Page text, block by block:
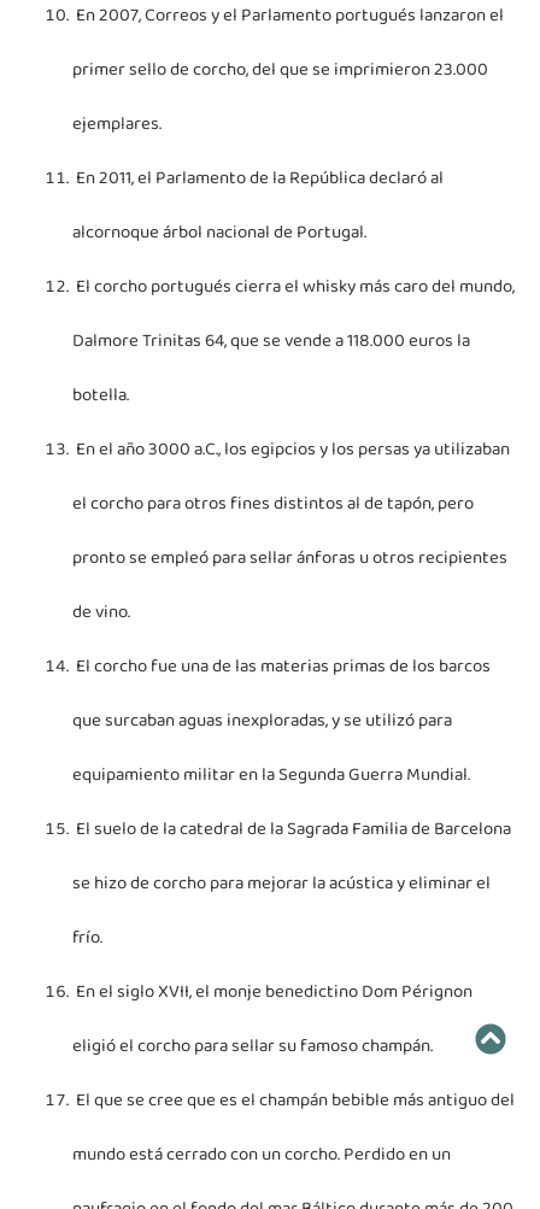
En 2007, Correos y el Parlamento portugués lanzaron el
primer sello de corcho, del que se imprimieron 23.000
ejemplares.
En 2011, el Parlamento de la República declaró al
alcornoque árbol nacional de Portugal.
El corcho portugués cierra el whisky más caro del mundo,
Dalmore Trinitas 64, que se vende a 118.000 euros la
botella.
En el año 3000 a.C., los egipcios y los persas ya utilizaban
el corcho para otros fines distintos al de tapón, pero
pronto se empleó para sellar ánforas u otros recipientes
de vino.
El corcho fue una de las materias primas de los barcos
que surcaban aguas inexploradas, y se utilizó para
equipamiento militar en la Segunda Guerra Mundial.
El suelo de la catedral de la Sagrada Familia de Barcelona
se hizo de corcho para mejorar la acústica y eliminar el
frío.
En el siglo XVII, el monje benedictino Dom Pérignon
eligió el corcho para sellar su famoso champán.
El que se cree que es el champán bebible más antiguo del
mundo está cerrado con un corcho. Perdido en un